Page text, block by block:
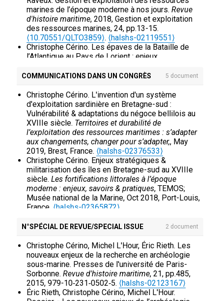
marines de l’époque moderne à nos jours.Revue
d'histoire maritime, 2018, Gestion et exploitation
des ressources marines, 24, pp.13-15.
⟨10.70551/QLTO3859⟩. ⟨halshs-02119551⟩
Christophe Cérino. Les épaves de la Bataille de
l’Atlantique au Pays de Lorient : enjeux
Revue d'histoire maritime, 2015, Les nouveaux
⟨10.70551/UPTO9678⟩.⟨halshs-02976958⟩
Christophe Cérino, David Hopkin, Yann Lagadec,
Stéphane Perréon. Des descentes britanniques sur
les côtes de l'Ouest aux rapports trans-Manche
(XIVe-XIXe siècles).Annales de Bretagne et des
pays de l'Ouest : Anjou, Maine, Touraine, 2007, 114
(4), pp.109-118.⟨halshs-00421320⟩
Christophe Cérino. Enjeux stratégiques et
opérations navales britanniques en Bretagne-Sud
au 18e siècle.Annales de Bretagne et des pays de
l'Ouest : Anjou, Maine, Touraine, 2007, 114 (4),
pp.133-148.⟨halshs-00423563⟩
COMMUNICATIONS DANS UN CONGRÈS 5 document
Christophe Cérino. L'invention d'un système
d'exploitation sardinière en Bretagne-sud :
Vulnérabilité & adaptations du négoce bellilois au
XVIIIe siècle. Territoires et durabilité de
l’exploitation des ressources maritimes : s’adapter
aux changements, changer pour s’adapter,, May
2019, Brest, France. ⟨halshs-02376533⟩
Christophe Cérino. Enjeux stratégiques &
militarisation des îles en Bretagne-sud au XVIIIe
siècle.Les fortifications littorales à l’époque
moderne : enjeux, savoirs & pratiques, TEMOS;
Musée national de la Marine, Oct 2018, Port-Louis,
France. ⟨halshs-02365872⟩
resources in South-Brittany (XVIIe-XVIIIe).
Chimie Marines, Oct 2017, Vannes, France. ⟨halshs-
02376568⟩
Christophe Cérino. Entre reconversion &
éradication, quelle place pour la problématique
patrimoniale à la base des sous-marins de
Keroman (1993-2008) ?.Valoriser les patrimoines
N°SPÉCIAL DE REVUE/SPECIAL ISSUE 2 document
Christophe Cérino, Michel L'Hour, Éric Rieth. Les
nouveaux enjeux de la recherche en archéologie
sous-marine. Presses de l'université de Paris-
Sorbonne.Revue d'histoire maritime, 21, pp.485,
2015, 979-­10­‐231‐0502­‐5. ⟨halshs-02123167⟩
Éric Rieth, Christophe Cérino, Michel L'Hour.